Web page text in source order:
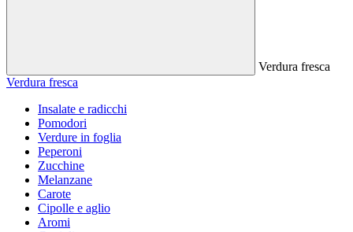
Verdura fresca
Verdura fresca
Insalate e radicchi
Pomodori
Verdure in foglia
Peperoni
Zucchine
Melanzane
Carote
Cipolle e aglio
Aromi